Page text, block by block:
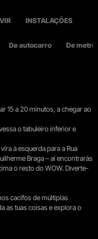
INSTALAÇÕES
De autocarro De metro
15 a 20 minutos, a chegar ao
o tabuleiro inferior e
à esquerda para a Rua
Braga – aí encontrarás
o resto do WOW. Diverte-
cacifos de múltiplas
as tuas coisas e explora o